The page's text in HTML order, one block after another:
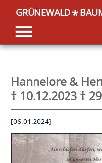
GRÜNEWALD*
Hannelore &
† 10.12.2023 †
[06.01.2024]